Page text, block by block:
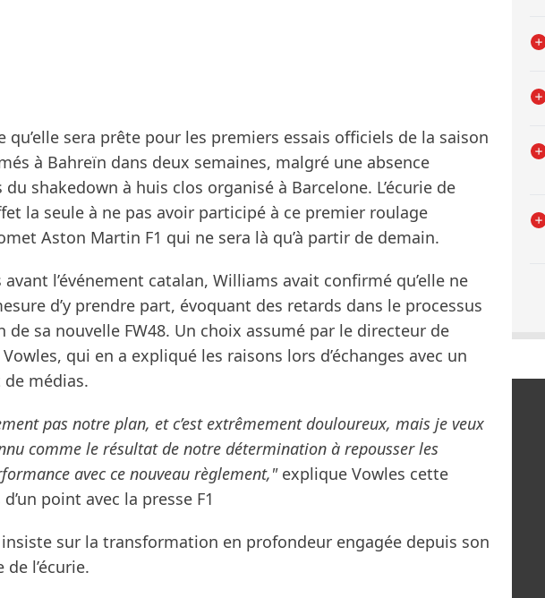
qu’elle sera prête pour les premiers essais officiels de la saison
à Bahreïn dans deux semaines, malgré une absence
shakedown à huis clos organisé à Barcelone. L’écurie de
la seule à ne pas avoir participé à ce premier roulage
Aston Martin F1 qui ne sera là qu’à partir de demain.
l’événement catalan, Williams avait confirmé qu’elle ne
d’y prendre part, évoquant des retards dans le processus
de sa nouvelle FW48. Un choix assumé par le directeur de
Vowles, qui en a expliqué les raisons lors d’échanges avec un
médias.
pas notre plan, et c’est extrêmement douloureux, mais je veux
comme le résultat de notre détermination à repousser les
avec ce nouveau règlement,"explique Vowles cette
point avec la presse F1
sur la transformation en profondeur engagée depuis son
l’écurie.